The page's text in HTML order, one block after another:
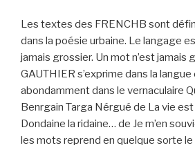
Les textes des FRENCHB sont
dans la poésie urbaine. Le langage
jamais grossier. Un mot n’est jamais
GAUTHIER s’exprime dans la
abondamment dans le vernaculaire
Benrgain Targa Nérgué de La vie
Dondaine la ridaine… de Je m’en
les mots reprend en quelque sorte